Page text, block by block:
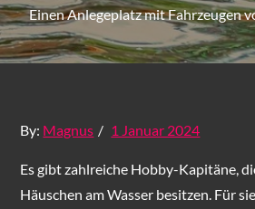
Einen Anlegeplatz mit Fahrzeugen
By: Magnus
Posted
1 Januar 2024
Es gibt zahlreiche Hobby-Kapitäne,
Häuschen am Wasser besitzen. Für